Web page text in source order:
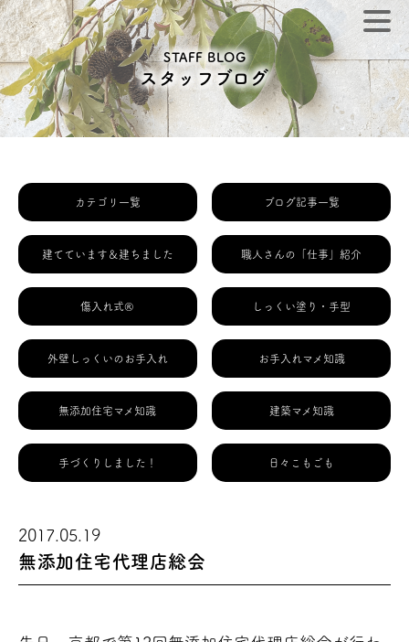
STAFF BLOG
スタッフブログ
カテゴリ一覧 ブログ記事一覧
建てています＆建ちました 職人さんの「仕事」紹介
傷入れ式® しっくい塗り・手型
外壁しっくいのお手入れ お手入れマメ知識
無添加住宅マメ知識 建築マメ知識
手づくりしました！ 日々こもごも
2017.05.19
無添加住宅代理店総会